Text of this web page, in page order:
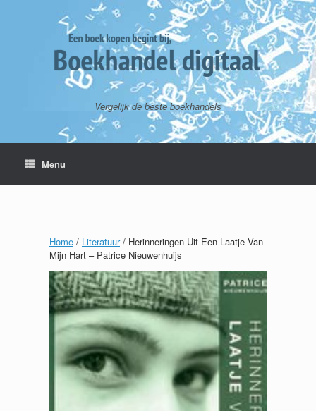
Vergelijk de beste boekhandels
Menu
Home / Literatuur/ Herinneringen Uit Een Laatje Van
Mijn Hart – Patrice Nieuwenhuijs